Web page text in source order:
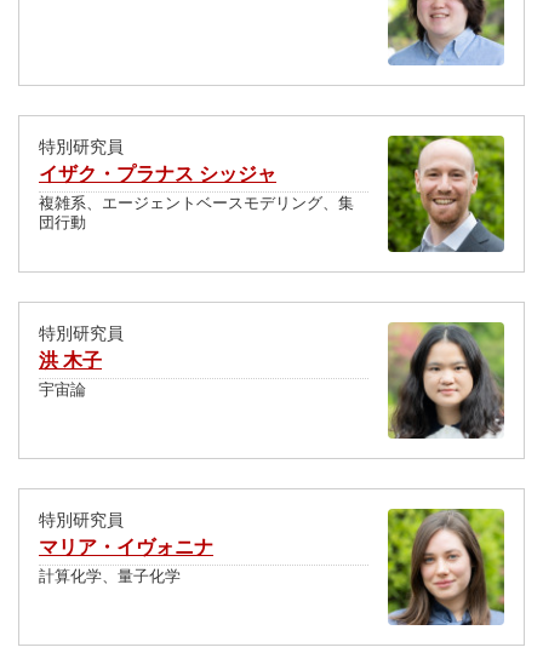
特別研究員
イザク・プラナス シッジャ
複雑系、エージェントベースモデリング、集
団行動
特別研究員
洪 木子
宇宙論
特別研究員
マリア・イヴォニナ
計算化学、量子化学